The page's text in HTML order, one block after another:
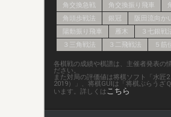
角交換急戦
角交換振り飛車
角頭歩戦法
銀冠
阪田流向か
陽動振り飛車
雁木
３七銀戦
３三角戦法
３二飛戦法 ５筋
各棋戦の成績や棋譜は、主催者発表の
ださい。
また対局の評価値は将棋ソフト「水匠
2019）」、将棋GUIは「将棋ぶらうざ
います。詳しくは こちら